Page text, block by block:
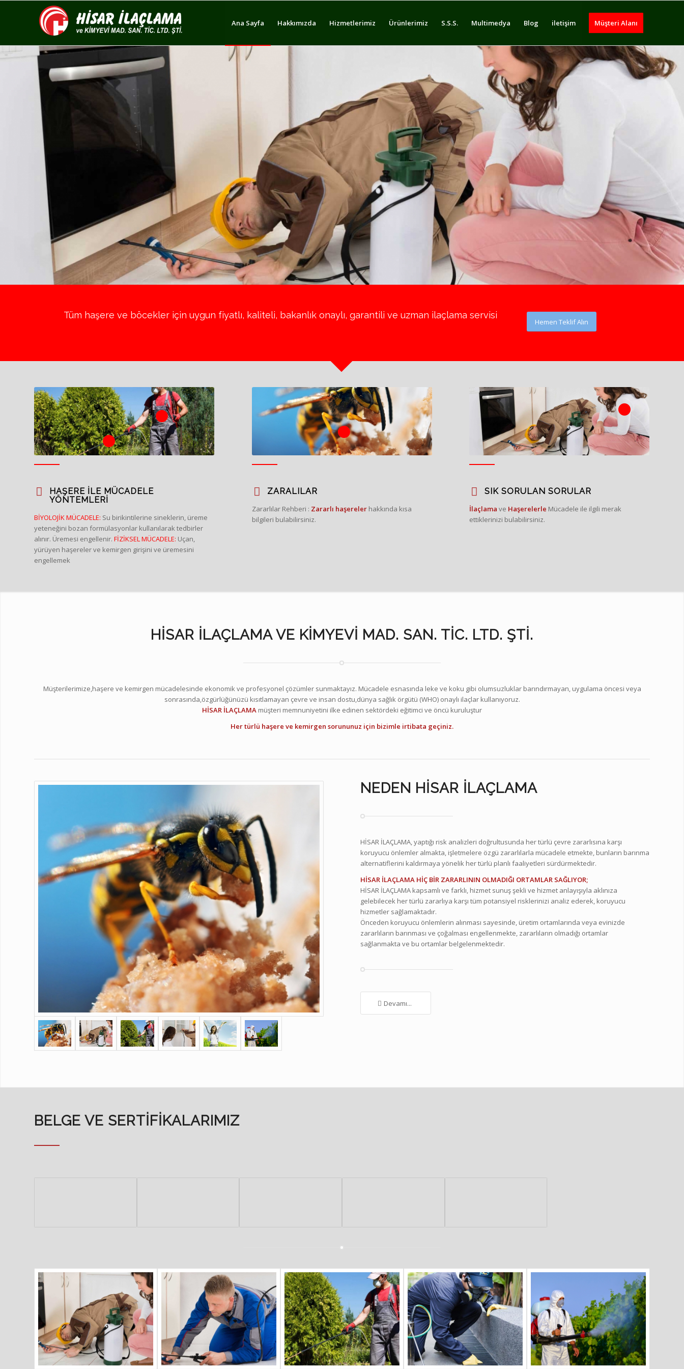
Ana Sayfa Hakkımızda Hizmetlerimiz Ürünlerimiz S.S.S. Multimedya Blog iletişim Müşteri Alanı
Tüm haşere ve böcekler için uygun fiyatlı, kaliteli, bakanlık onaylı, garantili ve uzman ilaçlama servisi
Hemen Teklif Alın
1
2
HAŞERE ILE MÜCADELE
YÖNTEMLERI
BİYOLOJİK MÜCADELE: Su birikintilerine sineklerin, üreme
yeteneğini bozan formülasyonlar kullanılarak tedbirler
alınır. Üremesi engellenir. FİZİKSEL MÜCADELE: Uçan,
yürüyen haşereler ve kemirgen girişini ve üremesini
engellemek
1
ZARALILAR
Zararlılar Rehberi : Zararlı haşerelerhakkında kısa
bilgileri bulabilirsiniz.
1
SIK SORULAN SORULAR
İlaçlama ve Haşerelerle Mücadele ile ilgili merak
ettiklerinizi bulabilirsiniz.
HISAR İLAÇLAMA VE KIMYEVI MAD. SAN. TIC. LTD. ŞTI.
Müşterilerimize,haşere ve kemirgen mücadelesinde ekonomik ve profesyonel çözümler sunmaktayız. Mücadele esnasında leke ve koku gibi olumsuzluklar barındırmayan, uygulama öncesi veya
sonrasında,özgürlüğünüzü kısıtlamayan çevre ve insan dostu,dünya sağlık örgütü (WHO) onaylı ilaçlar kullanıyoruz.
HİSAR İLAÇLAMA müşteri memnuniyetini ilke edinen sektördeki eğitimci ve öncü kuruluştur
Her türlü haşere ve kemirgen sorununuz için bizimle irtibata geçiniz.
NEDEN HISAR İLAÇLAMA
HİSAR İLAÇLAMA, yaptığı risk analizleri doğrultusunda her türlü çevre zararlısına karşı
koruyucu önlemler almakta, işletmelere özgü zararlılarla mücadele etmekte, bunların barınma
alternatiflerini kaldırmaya yönelik her türlü planlı faaliyetleri sürdürmektedir.
HİSAR İLAÇLAMA HİÇ BİR ZARARLININ OLMADIĞI ORTAMLAR SAĞLIYOR;
HİSAR İLAÇLAMA kapsamlı ve farklı, hizmet sunuş şekli ve hizmet anlayışıyla aklınıza
gelebilecek her türlü zararlıya karşı tüm potansiyel risklerinizi analiz ederek, koruyucu
hizmetler sağlamaktadır.
Önceden koruyucu önlemlerin alınması sayesinde, üretim ortamlarında veya evinizde
zararlıların barınması ve çoğalması engellenmekte, zararlıların olmadığı ortamlar
sağlanmakta ve bu ortamlar belgelenmektedir.
Devamı...
BELGE VE SERTIFIKALARIMIZ